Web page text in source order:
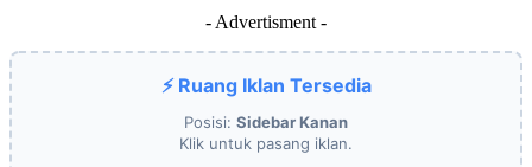
- Advertisment -
⚡ Ruang Iklan Tersedia
Posisi: Sidebar Kanan
Klik untuk pasang iklan.